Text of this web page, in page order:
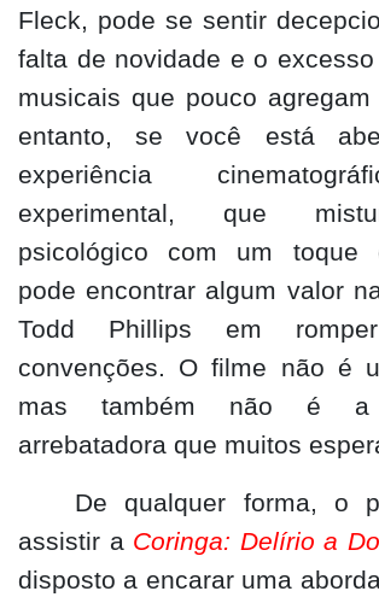
Fleck, pode se sentir
falta de novidade e o
musicais que pouco
entanto, se você está
experiência
experimental, que
psicológico com um toque
pode encontrar algum valor
Todd Phillips em
convenções. O filme não é
mas também não é a
arrebatadora que muitos
De qualquer forma, o
assistir a Coringa: Delírio a
disposto a encarar uma